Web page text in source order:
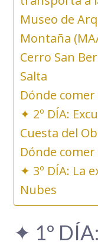
Museo de
Montaña
Cerro San
Salta
Dónde comer
✦ 2º DÍA:
Cuesta del
Dónde comer
✦ 3º DÍA: La
Nubes
✦ 1º